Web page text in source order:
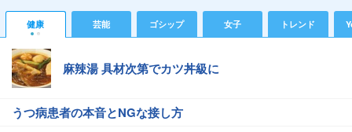
健康 芸能 ゴシップ 女子 トレンド
麻辣湯 具材次第でカツ丼級に
うつ病患者の本音とNGな接し方